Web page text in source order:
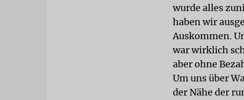
wurde alles
haben wir
Auskommen.
war wirklich
aber ohne
Um uns über
der Nähe der